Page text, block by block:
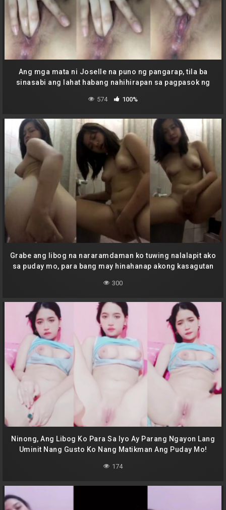
Ang mga mata ni Joselle na puno ng pangarap, tila ba
sinasabi ang lahat habang nahihirapan sa pagpasok ng
574 100%
Grabe ang libog na nararamdaman ko tuwing nalalapit ako
sa puday mo, para bang may hinahanap akong kasagutan
300
Ninong, Ang Libog Ko Para Sa Iyo Ay Parang Ngayon Lang
Uminit Nang Gusto Ko Nang Matikman Ang Puday Mo!
174